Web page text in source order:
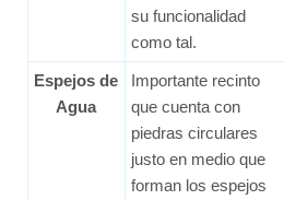
su funcionalidad
como tal.
Espejos de
Agua
Importante recinto
que cuenta con
piedras circulares
justo en medio que
forman los espejos